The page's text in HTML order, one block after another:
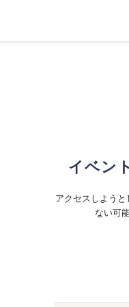
イベン
アクセスしよう
ない可